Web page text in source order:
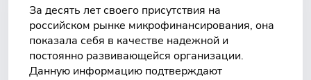
За десять лет своего присутствия на
российском рынке микрофинансирования, она
показала себя в качестве надежной и
постоянно развивающейся организации.
Данную информацию подтверждают